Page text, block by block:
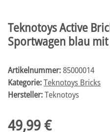
Teknotoys Active
Sportwagen blau
Artikelnummer:85000014
Kategorie:Teknotoys Bricks
Hersteller:Teknotoys
49,99 €